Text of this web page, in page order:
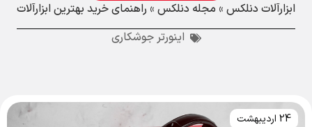
ابزارآلات دنلکس» مجله دنلکس» راهنمای خرید بهترین ابزارآلات
اینورتر جوشکاری
24 اردیبهشت